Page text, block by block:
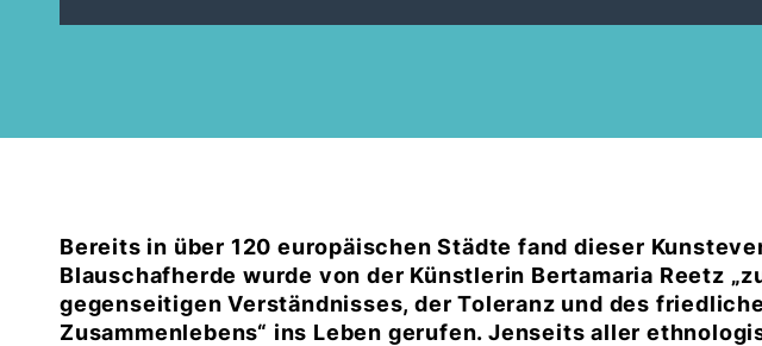
Bereits in über 120 europäischen Städte fand dieser
Blauschafherde wurde von der Künstlerin Bertamaria Reetz
gegenseitigen Verständnisses, der Toleranz und des
Zusammenlebens“ ins Leben gerufen. Jenseits aller